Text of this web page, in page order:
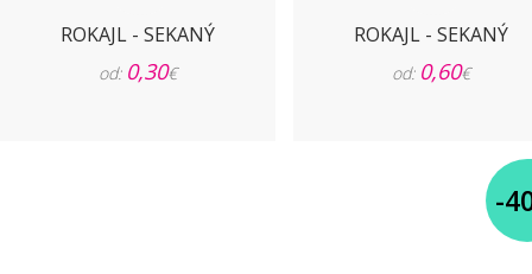
ROKAJL - SEKANÝ
od: 0,30€
ROKAJL - SEKANÝ
od: 0,60€
-